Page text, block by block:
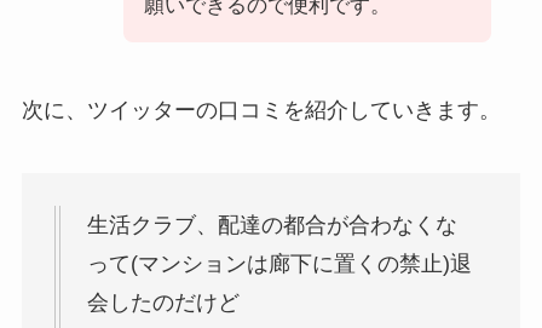
願いできるので便利です。
次に、ツイッターの口コミを紹介していきます。
生活クラブ、配達の都合が合わなくな
って(マンションは廊下に置くの禁止)退
会したのだけど